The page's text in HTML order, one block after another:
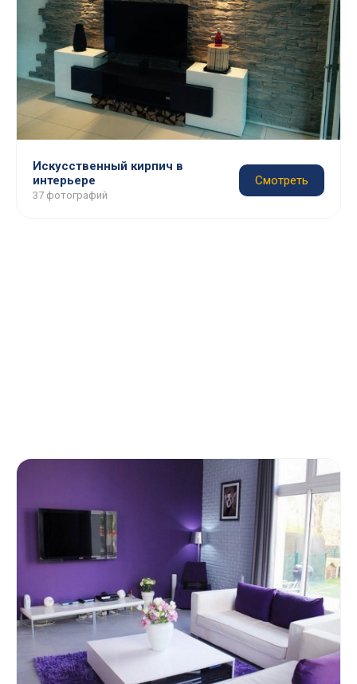
Искусственный кирпич в
интерьере
37 фотографий
Смотреть